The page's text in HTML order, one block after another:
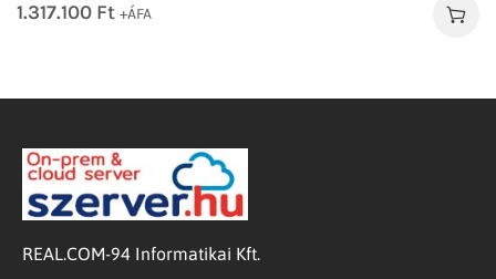
1.317.100 Ft +ÁFA
REAL.COM-94 Informatikai Kft.